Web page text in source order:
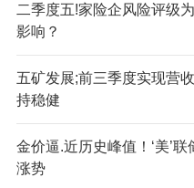
二季度五!家险企风险评级
影响？
五矿发展;前三季度实现营
持稳健
金价逼.近历史峰值！‘美’
涨势